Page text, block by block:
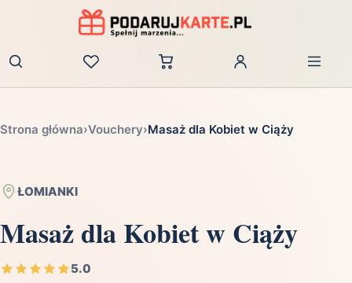
Zaloguj
Strona główna›Vouchery›Masaż dla Kobiet w Ciąży
ŁOMIANKI
Masaż dla Kobiet w Ciąży
5.0